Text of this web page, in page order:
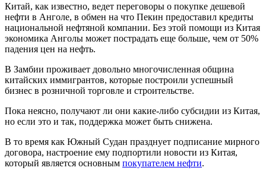
Китай, как известно, ведет переговоры о покупке дешевой
нефти в Анголе, в обмен на что Пекин предоставил кредиты
национальной нефтяной компании. Без этой помощи из Китая
экономика Анголы может пострадать еще больше, чем от 50%
падения цен на нефть.
В Замбии проживает довольно многочисленная община
китайских иммигрантов, которые построили успешный
бизнес в розничной торговле и строительстве.
Пока неясно, получают ли они какие-либо субсидии из Китая,
но если это и так, поддержка может быть снижена.
В то время как Южный Судан празднует подписание мирного
договора, настроение ему подпортили новости из Китая,
который является основным покупателем нефти.